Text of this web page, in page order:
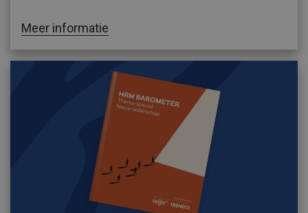
Meer informatie